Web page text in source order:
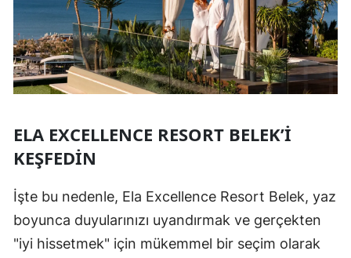
ELA EXCELLENCE RESORT BELEK’I
KEŞFEDIN
İşte bu nedenle, Ela Excellence Resort Belek, yaz
boyunca duyularınızı uyandırmak ve gerçekten
"iyi hissetmek" için mükemmel bir seçim olarak